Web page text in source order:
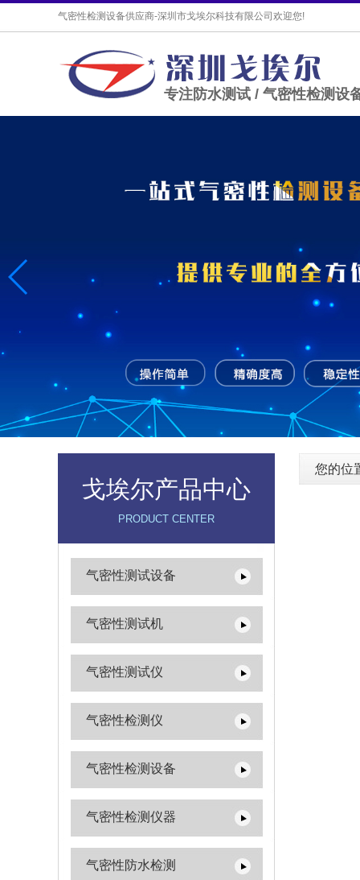
气密性检测设备供应商-深圳市戈埃尔科技有限公司欢迎您!
专注防水测试 / 气密性检测设
戈埃尔产品中心
PRODUCT CENTER
气密性测试设备
气密性测试机
气密性测试仪
气密性检测仪
气密性检测设备
气密性检测仪器
气密性防水检测
您的位